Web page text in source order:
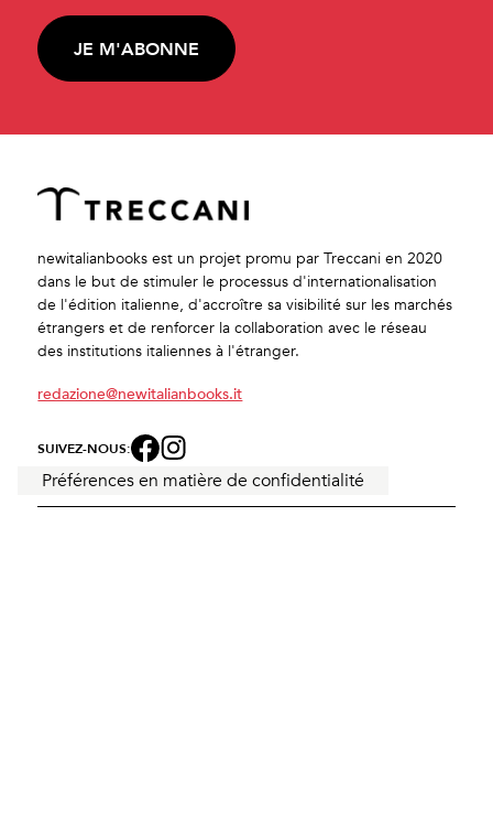
JE M'ABONNE
newitalianbooks est un projet promu par Treccani en 2020
dans le but de stimuler le processus d'internationalisation
de l'édition italienne, d'accroître sa visibilité sur les marchés
étrangers et de renforcer la collaboration avec le réseau
des institutions italiennes à l'étranger.
redazione@newitalianbooks.it
SUIVEZ-NOUS: